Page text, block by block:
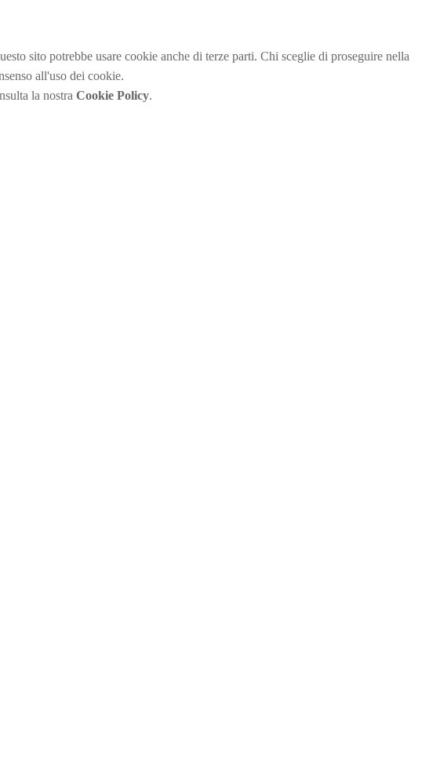
sito potrebbe usare cookie anche di terze parti. Chi sceglie di proseguire nella
all'uso dei cookie.
la nostra Cookie Policy.